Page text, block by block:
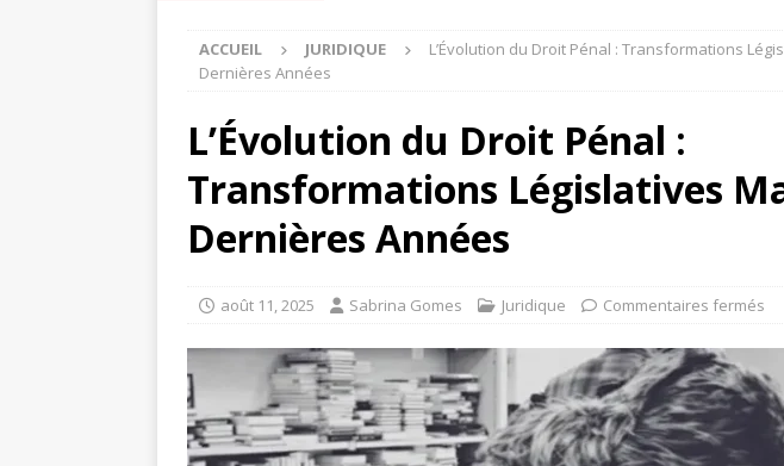
[ juillet 30, 2026 ] Quelles sont les conditions pour profiter de
[ juillet 29, 2026 ]
Égalité de genre : quelles avancées légales
[ juillet 27, 2026 ] Les droits des héritiers en cas de succession
[ août 4, 2026 ]
Avocat ou huissier : qui choisir pour votre
ACCUEIL JURIDIQUE
L’Évolution du Droit Pénal : Transformations
Dernières Années
L’Évolution du Droit Pénal :
Transformations Législatives
Dernières Années
août 11, 2025 Sabrina Gomes Juridique Commentaires fermés